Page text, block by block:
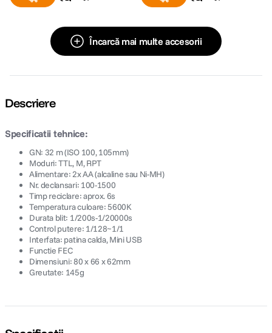
Încarcă mai multe accesorii
Descriere
Specificatii tehnice:
GN: 32 m (ISO 100, 105mm)
Moduri: TTL, M, RPT
Alimentare: 2x AA (alcaline sau Ni-MH)
Nr. declansari: 100-1500
Timp reciclare: aprox. 6s
Temperatura culoare: 5600K
Durata blit: 1/200s-1/20000s
Control putere: 1/128~1/1
Interfata: patina calda, Mini USB
Functie FEC
Dimensiuni: 80 x 66 x 62mm
Greutate: 145g